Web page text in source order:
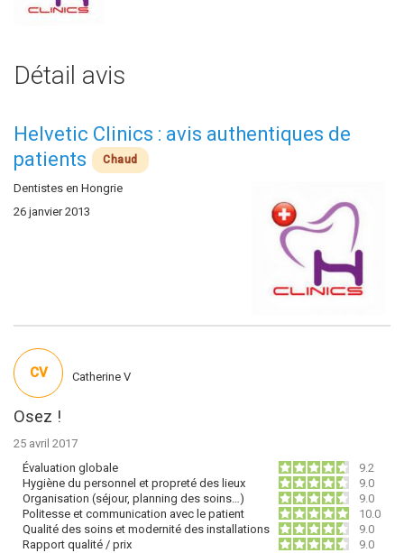
Détail avis
Helvetic Clinics : avis authentiques de
patients
Chaud
Dentistes en Hongrie
26 janvier 2013
Osez !
25 avril 2017
Évaluation globale
9.2
Hygiène du personnel et propreté des lieux
9.0
Organisation (séjour, planning des soins…)
9.0
Politesse et communication avec le patient
10.0
Qualité des soins et modernité des installations
9.0
Rapport qualité / prix
9.0
CV Catherine V